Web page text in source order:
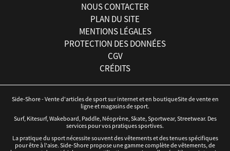
NOUS CONTACTER
PLAN DU SITE
MENTIONS LÉGALES
PROTECTION DES DONNÉES
CGV
CRÉDITS
Side-Shore - Vente d'articles de sport sur internet et en boutiqueSite de vente en
ligne et magasins de sport.
Surf, Kitesurf, Wakeboard, Paddle, Néoprène, Skate, Sportwear, Streetwear. Des
services pour vos pratiques sportives.
La pratique du sport nécessite souvent des vêtements et des tenues spécifiques
pour être à l'aise. Side-Shore propose une gamme complète de vêtements, de